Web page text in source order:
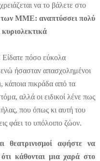
να το βάλετε στο
των ΜΜΕ: αναπτύσσει πολύ
Είδατε πόσο εύκολα
ήσασταν απασχολημένοι
κάποια πικράδα από τα
αλλά οι ειδικοί λένε πως
που όπως κι αυτή του
φάει το υπόλοιπο ζώoν.
θεατρινισμοί αφήστε να
κάθονται μια χαρά στο